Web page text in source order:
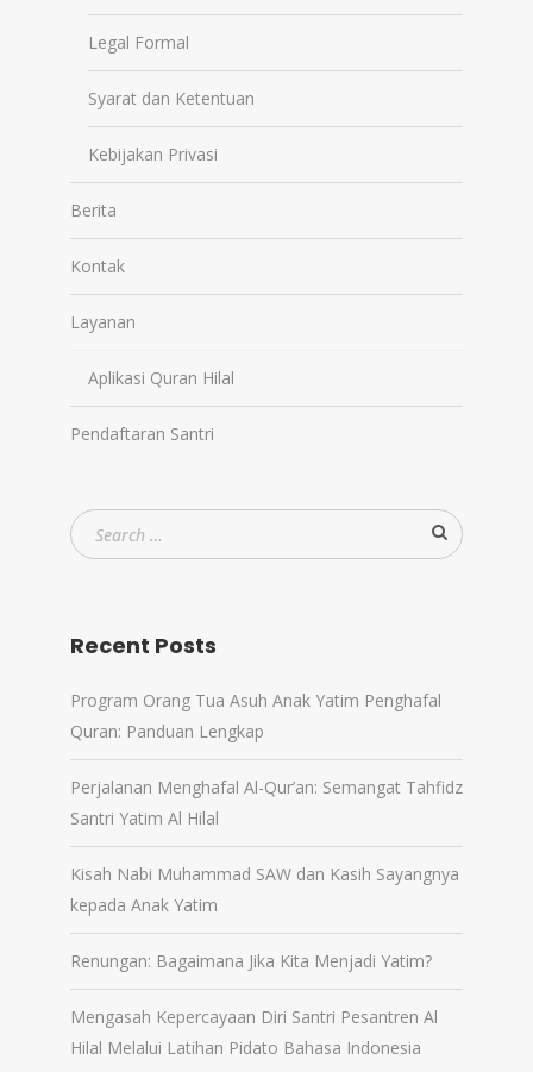
Legal Formal
Syarat dan Ketentuan
Kebijakan Privasi
Berita
Kontak
Layanan
Aplikasi Quran Hilal
Pendaftaran Santri
Recent Posts
Program Orang Tua Asuh Anak Yatim Penghafal
Quran: Panduan Lengkap
Perjalanan Menghafal Al-Qur’an: Semangat Tahfidz
Santri Yatim Al Hilal
Kisah Nabi Muhammad SAW dan Kasih Sayangnya
kepada Anak Yatim
Renungan: Bagaimana Jika Kita Menjadi Yatim?
Mengasah Kepercayaan Diri Santri Pesantren Al
Hilal Melalui Latihan Pidato Bahasa Indonesia